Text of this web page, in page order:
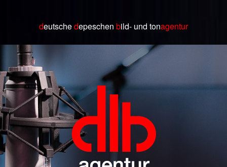
deutschedepeschen bild- und tonagentur